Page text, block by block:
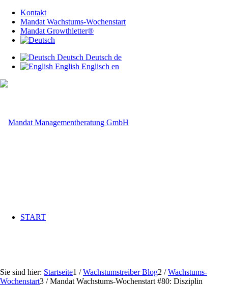
Kontakt
Mandat Wachstums-Wochenstart
Mandat Growthletter®
Deutsch Deutsch de
English Englisch en
START
Sie sind hier: Startseite1 / Wachstumstreiber Blog2 / Wachstums-
Wochenstart3 / Mandat Wachstums-Wochenstart #80: Disziplin